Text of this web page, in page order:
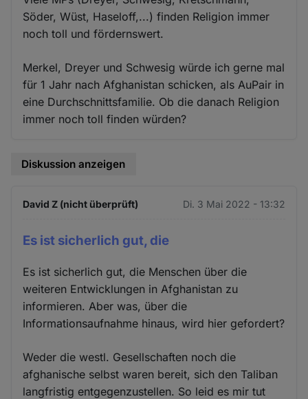
Söder, Wüst, Haseloff,...) finden Religion immer
noch toll und fördernswert.
Merkel, Dreyer und Schwesig würde ich gerne mal
für 1 Jahr nach Afghanistan schicken, als AuPair in
eine Durchschnittsfamilie. Ob die danach Religion
immer noch toll finden würden?
Diskussion anzeigen
David Z (nicht überprüft) Di. 3 Mai 2022 - 13:32
Es ist sicherlich gut, die
Es ist sicherlich gut, die Menschen über die
weiteren Entwicklungen in Afghanistan zu
informieren. Aber was, über die
Informationsaufnahme hinaus, wird hier gefordert?
Weder die westl. Gesellschaften noch die
afghanische selbst waren bereit, sich den Taliban
langfristig entgegenzustellen. So leid es mir tut